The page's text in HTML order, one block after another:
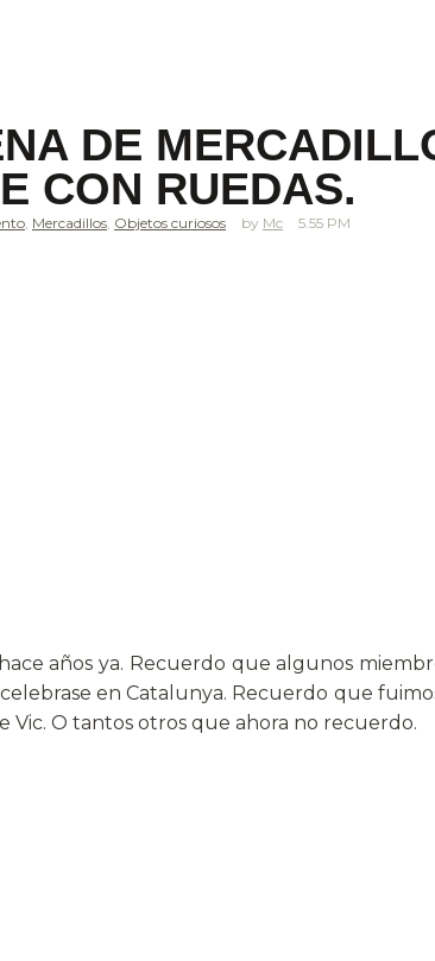
DE
CON RUEDAS.
, Mercadillos, Objetos curiosos Mc 5.55 PM
años ya. Recuerdo que algunos
en Catalunya. Recuerdo que fuimos
Vic. O tantos otros que ahora no recuerdo.